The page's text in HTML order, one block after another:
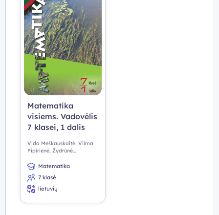
Matematika
visiems. Vadovėlis
7 klasei, 1 dalis
Vida Meškauskaitė, Vilma
Pipirienė, Žydrūnė
Matematika
7 klasė
lietuvių